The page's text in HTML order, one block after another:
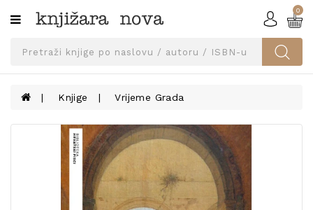
Kategorije
SVEUČILIŠNA
UDŽBENICI
KNJIGE
PRIBOR
0
Knjige Vrijeme Grada